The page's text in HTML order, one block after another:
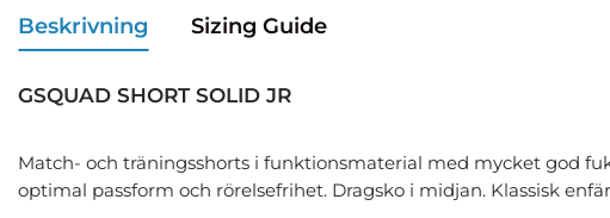
Beskrivning Sizing Guide
GSQUAD SHORT SOLID JR
Match- och träningsshorts i funktionsmaterial med mycket god
optimal passform och rörelsefrihet. Dragsko i midjan. Klassisk